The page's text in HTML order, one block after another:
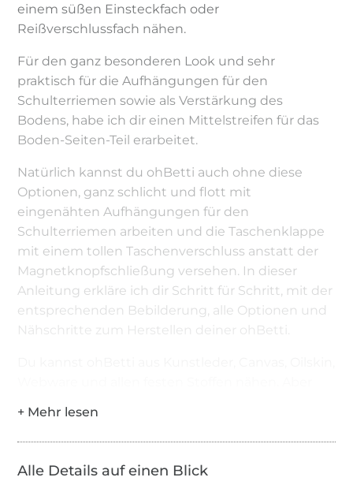
einem süßen Einsteckfach oder
Reißverschlussfach nähen.
Für den ganz besonderen Look und sehr
praktisch für die Aufhängungen für den
Schulterriemen sowie als Verstärkung des
Bodens, habe ich dir einen Mittelstreifen für das
Boden-Seiten-Teil erarbeitet.
Natürlich kannst du ohBetti auch ohne diese
Optionen, ganz schlicht und flott mit
eingenähten Aufhängungen für den
Schulterriemen arbeiten und die Taschenklappe
mit einem tollen Taschenverschluss anstatt der
Magnetknopfschließung versehen. In dieser
Anleitung erkläre ich dir Schritt für Schritt, mit der
entsprechenden Bebilderung, alle Optionen und
Nähschritte zum Herstellen deiner ohBetti.
markiert.
Alle Details auf einen Blick